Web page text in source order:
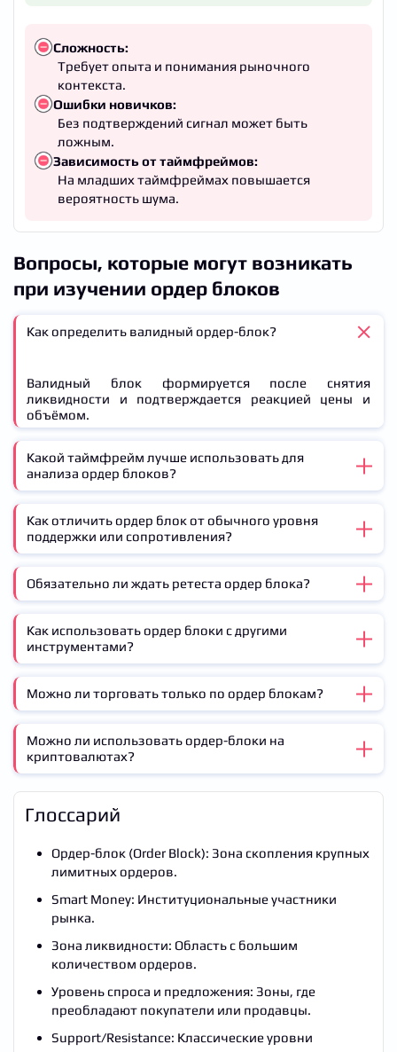
Сложность:
Требует опыта и понимания рыночного
контекста.
Ошибки новичков:
Без подтверждений сигнал может быть
ложным.
Зависимость от таймфреймов:
На младших таймфреймах повышается
вероятность шума.
Вопросы, которые могут возникать
при изучении ордер блоков
Как определить валидный ордер-блок?
Валидный блок формируется после снятия
ликвидности и подтверждается реакцией цены и
объёмом.
Какой таймфрейм лучше использовать для
анализа ордер блоков?
Оптимально — старшие таймфреймы (H4, D1).
Младшие таймфреймы (M15, H1) подходят для
уточнения входов.
Как отличить ордер блок от обычного уровня
поддержки или сопротивления?
Ордер блок всегда сопровождается снятием
ликвидности и поглощением свечей. Это его
Обязательно ли ждать ретеста ордер блока?
Нет. Можно использовать агрессивный подход и
входить сразу после формирования блока, если есть
подтверждение (например, слом структуры).
Как использовать ордер блоки с другими
инструментами?
Сочетайте их с:
Сломом структуры: Чтобы убедиться в изменении
тренда.
Уровнями ликвидности: Чтобы понять, где цена
собирает стоп-лоссы.
Можно ли торговать только по ордер блокам?
Теоретически да, но лучше интегрировать их в
комплексную стратегию.
Можно ли использовать ордер-блоки на
криптовалютах?
Да, особенно эффективно на ликвидных активах с
большим объемом торгов.
Глоссарий
Ордер-блок (Order Block): Зона скопления крупных
лимитных ордеров.
Smart Money: Институциональные участники
рынка.
Зона ликвидности: Область с большим
количеством ордеров.
Уровень спроса и предложения: Зоны, где
преобладают покупатели или продавцы.
Support/Resistance: Классические уровни